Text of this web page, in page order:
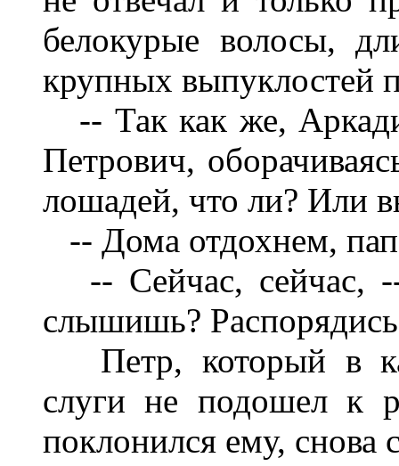
белокурые волосы,
крупных выпуклостей
-- Так как же,
Петрович,
лошадей, что ли? Или
-- Дома отдохнем,
-- Сейчас, сейчас,
слышишь?
Петр, который в
слуги не подошел к
поклонился ему, снова